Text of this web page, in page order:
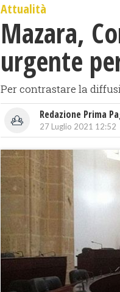
Attualità
Mazara,
urgente
Per contrastare la
Redazione Prima
27 Luglio 2021 12:52